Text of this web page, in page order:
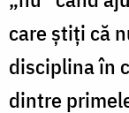
care ştiţi că
disciplina în
dintre